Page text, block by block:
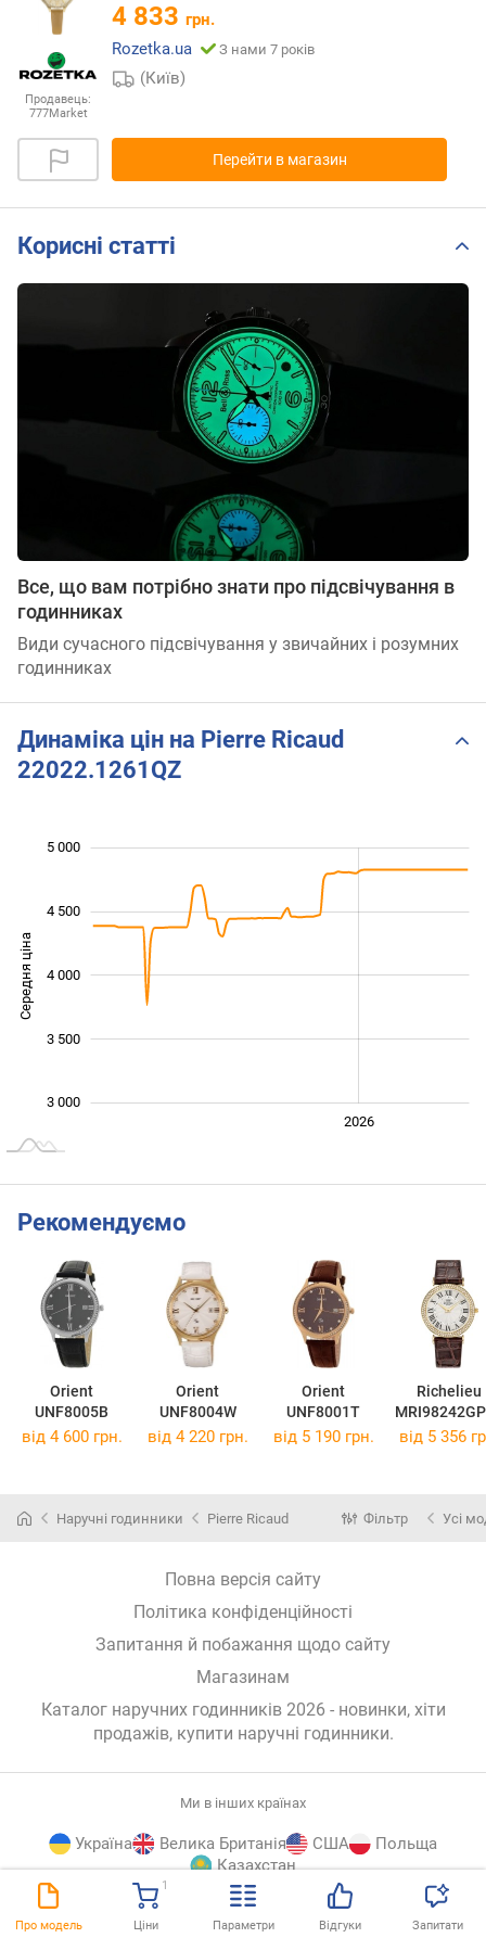
Про модель Ціни
1
Параметри Відгуки Запитати
Продавець:
777Market
4 833 грн.
Rozetka.ua
З нами 7 років
(Київ)
Перейти в магазин
Корисні статті
Все, що вам потрібно знати про підсвічування в
годинниках
Види сучасного підсвічування у звичайних і розумних
годинниках
Динаміка цін на Pierre Ricaud
22022.1261QZ
Середня ціна 3 000
3 000
3 500
4 000
4 500
5 000
2026
Рекомендуємо
Orient
UNF8005B
Orient
UNF8004W
Orient
UNF8001T
Richelieu
916
від 4 600 грн. від 4 220 грн. від 5 190 грн. від 5 356
Наручні годинники Pierre Ricaud Фільтр Усі
Повна версія сайту
Політика конфіденційності
Запитання й побажання щодо сайту
Магазинам
Каталог наручних годинників 2026 - новинки, хіти
продажів, купити наручні годинники.
Ми в інших країнах
Україна Велика Британія США
Польща
Казахстан
© E-Katalog, 2026 ВГОРУ